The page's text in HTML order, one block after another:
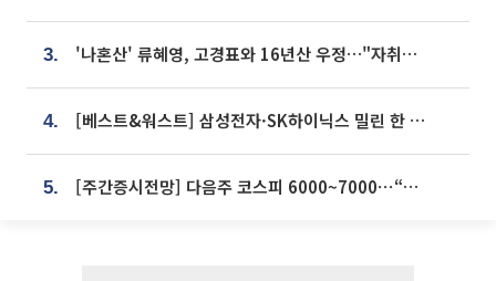
3. '나혼산' 류혜영, 고경표와 16년산 우정…"자취방서 부모님과 마주쳐"
4. [베스트&워스트] 삼성전자·SK하이닉스 밀린 한 주…상상인증권은 85% 급등
5. [주간증시전망] 다음주 코스피 6000~7000⋯“外人 수급은 정책이 변수”